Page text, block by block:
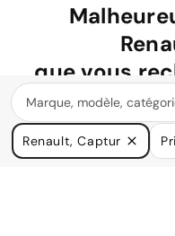
que vous
Nous avons de
à
Renault, Captur